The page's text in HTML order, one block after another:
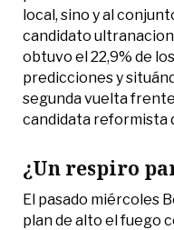
local, sino y al
candidato
obtuvo el 22,9% de
predicciones y
segunda vuelta
candidata reformista
¿Un respiro
El pasado miércoles
plan de alto el fuego